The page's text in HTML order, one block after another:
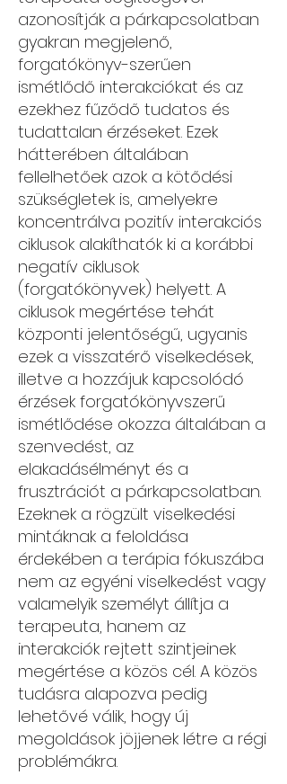
azonosítják a párkapcsolatban
gyakran megjelenő,
forgatókönyv-szerűen
ismétlődő interakciókat és az
ezekhez fűződő tudatos és
tudattalan érzéseket. Ezek
hátterében általában
fellelhetőek azok a kötődési
szükségletek is, amelyekre
koncentrálva pozitív interakciós
ciklusok alakíthatók ki a korábbi
negatív ciklusok
(forgatókönyvek) helyett. A
ciklusok megértése tehát
központi jelentőségű, ugyanis
ezek a visszatérő viselkedések,
illetve a hozzájuk kapcsolódó
érzések forgatókönyvszerű
ismétlődése okozza általában a
szenvedést, az
elakadásélményt és a
frusztrációt a párkapcsolatban.
Ezeknek a rögzült viselkedési
mintáknak a feloldása
érdekében a terápia fókuszába
nem az egyéni viselkedést vagy
valamelyik személyt állítja a
terapeuta, hanem az
interakciók rejtett szintjeinek
megértése a közös cél. A közös
tudásra alapozva pedig
lehetővé válik, hogy új
megoldások jöjjenek létre a régi
problémákra.